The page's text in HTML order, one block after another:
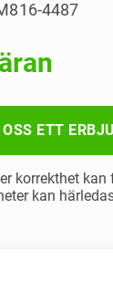
4487
ETT
korrekthet
kan